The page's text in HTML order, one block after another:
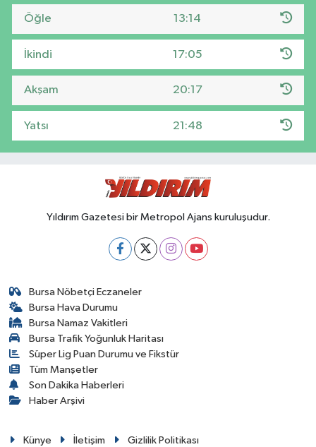
Öğle 13:14
İkindi 17:05
Akşam 20:17
Yatsı 21:48
Yıldırım Gazetesi bir Metropol Ajans kuruluşudur.
Bursa Nöbetçi Eczaneler
Bursa Hava Durumu
Bursa Namaz Vakitleri
Bursa Trafik Yoğunluk Haritası
Süper Lig Puan Durumu ve Fikstür
Tüm Manşetler
Son Dakika Haberleri
Haber Arşivi
Künye İletişim
Gizlilik Politikası